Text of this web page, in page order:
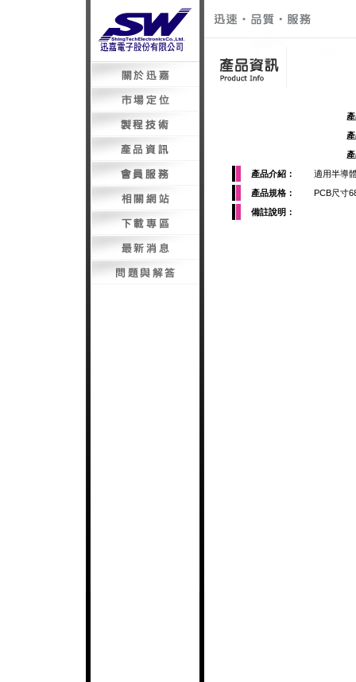
產品介紹：
適用半導
產品規格：
PCB尺寸
備註說明：